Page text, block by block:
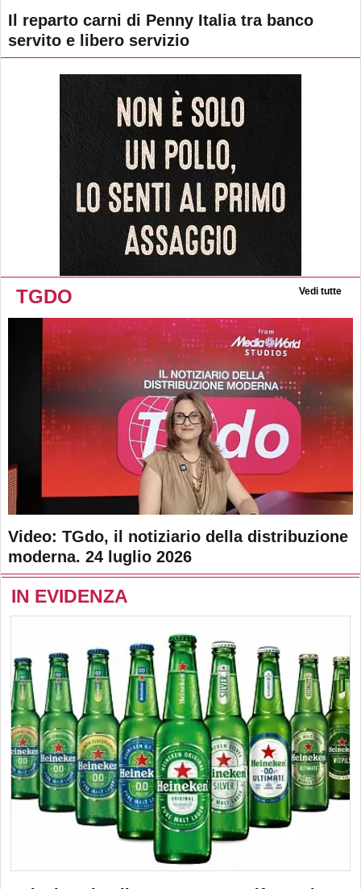
Il reparto carni di Penny Italia tra banco
servito e libero servizio
TGDO Vedi tutte
Video: TGdo, il notiziario della distribuzione
moderna. 24 luglio 2026
IN EVIDENZA